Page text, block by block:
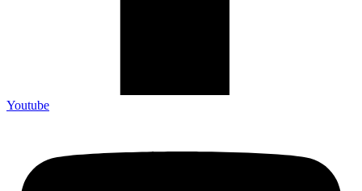
Youtube